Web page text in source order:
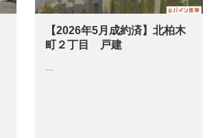
【2026年5月成約済】北柏木
町２丁目 戸建
…